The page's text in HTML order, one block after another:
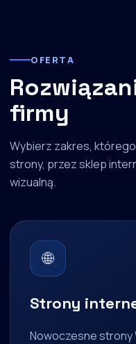
OFERTA
firmy
Wybierz zakres,
strony, przez sklep
wizualną.
🌐
Strony
Nowoczesne